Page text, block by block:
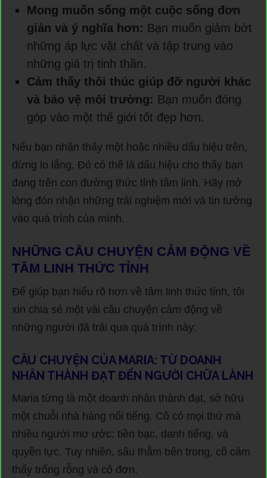
Mong muốn sống một cuộc sống đơn
giản và ý nghĩa hơn: Bạn muốn giảm bớt
những áp lực vật chất và tập trung vào
những giá trị tinh thần.
Cảm thấy thôi thúc giúp đỡ người khác
và bảo vệ môi trường: Bạn muốn đóng
góp vào một thế giới tốt đẹp hơn.
Nếu bạn nhận thấy một hoặc nhiều dấu hiệu trên,
đừng lo lắng. Đó có thể là dấu hiệu cho thấy bạn
đang trên con đường thức tỉnh tâm linh. Hãy mở
lòng đón nhận những trải nghiệm mới và tin tưởng
vào quá trình của mình.
NHỮNG CÂU CHUYỆN CẢM ĐỘNG VỀ
TÂM LINH THỨC TỈNH
Để giúp bạn hiểu rõ hơn về tâm linh thức tỉnh, tôi
xin chia sẻ một vài câu chuyện cảm động về
những người đã trải qua quá trình này:
CÂU CHUYỆN CỦA MARIA: TỪ DOANH
NHÂN THÀNH ĐẠT ĐẾN NGƯỜI CHỮA LÀNH
Maria từng là một doanh nhân thành đạt, sở hữu
một chuỗi nhà hàng nổi tiếng. Cô có mọi thứ mà
nhiều người mơ ước: tiền bạc, danh tiếng, và
quyền lực. Tuy nhiên, sâu thẳm bên trong, cô cảm
thấy trống rỗng và cô đơn.